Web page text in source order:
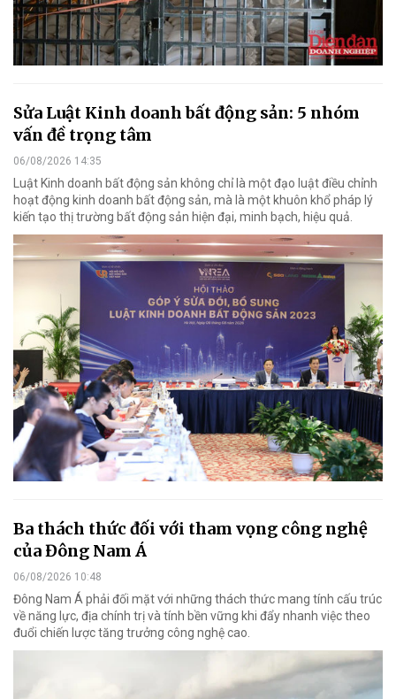
Sửa Luật Kinh doanh bất động sản: 5 nhóm
vấn đề trọng tâm
06/08/2026 14:35
Luật Kinh doanh bất động sản không chỉ là một đạo luật điều chỉnh
hoạt động kinh doanh bất động sản, mà là một khuôn khổ pháp lý
kiến tạo thị trường bất động sản hiện đại, minh bạch, hiệu quả.
Ba thách thức đối với tham vọng công nghệ
của Đông Nam Á
06/08/2026 10:48
Đông Nam Á phải đối mặt với những thách thức mang tính cấu trúc
về năng lực, địa chính trị và tính bền vững khi đẩy nhanh việc theo
đuổi chiến lược tăng trưởng công nghệ cao.